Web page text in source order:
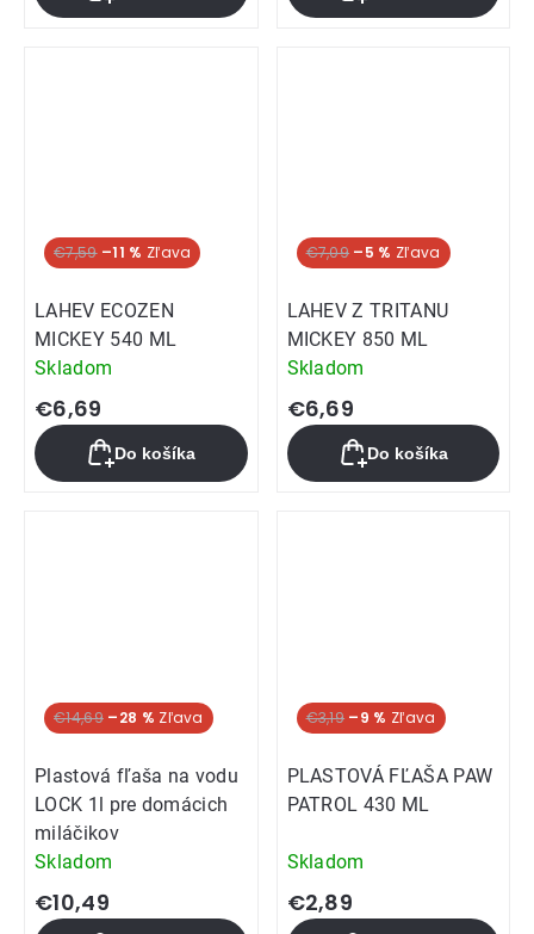
€7,59 –11 %
LAHEV ECOZEN
MICKEY 540 ML
Skladom
€6,69
Do košíka
€7,09 –5 %
LAHEV Z TRITANU
MICKEY 850 ML
Skladom
€6,69
Do košíka
€14,69 –28 %
Plastová fľaša na vodu
LOCK 1l pre domácich
miláčikov
Skladom
€10,49
€3,19 –9 %
PLASTOVÁ FĽAŠA PAW
PATROL 430 ML
Skladom
€2,89